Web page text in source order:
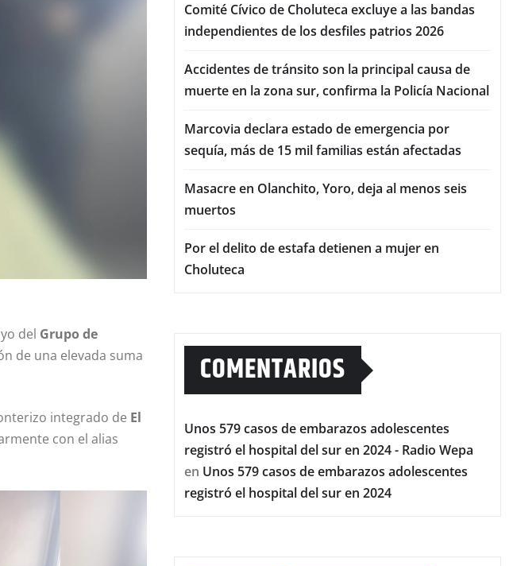
del Grupo de
de una elevada suma
integrado de El
con el alias
Comité Cívico de Choluteca excluye a las bandas
independientes de los desfiles patrios 2026
Accidentes de tránsito son la principal causa de
muerte en la zona sur, confirma la Policía Nacional
Marcovia declara estado de emergencia por
sequía, más de 15 mil familias están afectadas
Masacre en Olanchito, Yoro, deja al menos seis
muertos
Por el delito de estafa detienen a mujer en
Choluteca
COMENTARIOS
Unos 579 casos de embarazos adolescentes
registró el hospital del sur en 2024 - Radio Wepa
en Unos 579 casos de embarazos adolescentes
registró el hospital del sur en 2024